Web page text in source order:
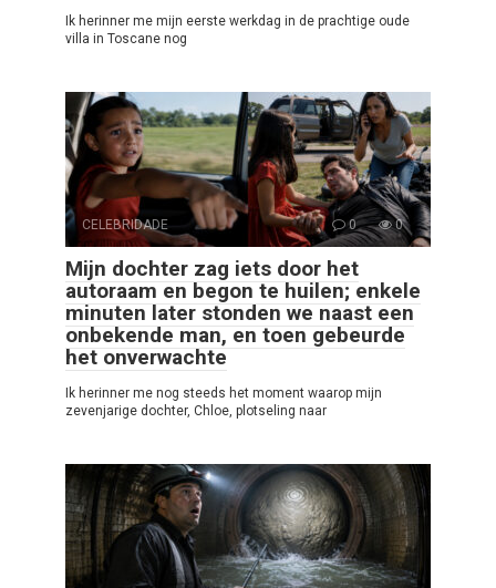
Ik herinner me mijn eerste werkdag in de prachtige oude
villa in Toscane nog
CELEBRIDADE 0 0
Mijn dochter zag iets door het
autoraam en begon te huilen; enkele
minuten later stonden we naast een
onbekende man, en toen gebeurde
het onverwachte
Ik herinner me nog steeds het moment waarop mijn
zevenjarige dochter, Chloe, plotseling naar